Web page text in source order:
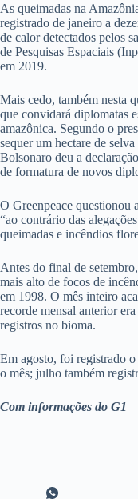
As queimadas na
registrado de janeiro a
de calor detectados pelos
de Pesquisas Espaciais
em 2019.
Mais cedo, também nesta
que convidará diplomatas
amazônica. Segundo o
sequer um hectare de selva
Bolsonaro deu a
de formatura de novos
O Greenpeace questionou
“ao contrário das
queimadas e incêndios
Antes do final de
mais alto de focos de
em 1998. O mês inteiro
recorde mensal anterior
registros no bioma.
Em agosto, foi registrado
o mês; julho também
Com informações do G1